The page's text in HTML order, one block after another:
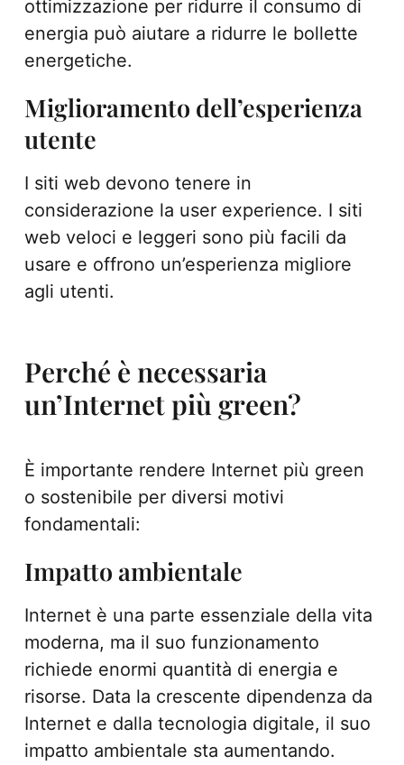
ottimizzazione per ridurre il consumo di
energia può aiutare a ridurre le bollette
energetiche.
Miglioramento dell’esperienza
utente
I siti web devono tenere in
considerazione la user experience. I siti
web veloci e leggeri sono più facili da
usare e offrono un’esperienza migliore
agli utenti.
Perché è necessaria
un’Internet più green?
È importante rendere Internet più green
o sostenibile per diversi motivi
fondamentali:
Impatto ambientale
Internet è una parte essenziale della vita
moderna, ma il suo funzionamento
richiede enormi quantità di energia e
risorse. Data la crescente dipendenza da
Internet e dalla tecnologia digitale, il suo
impatto ambientale sta aumentando.